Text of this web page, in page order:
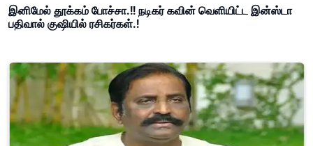
இனிமேல் தூக்கம் போச்சா.!! நடிகர் கவின் வெளியிட்ட இன்ஸ்டா
பதிவால் குஷியில் ரசிகர்கள்.!